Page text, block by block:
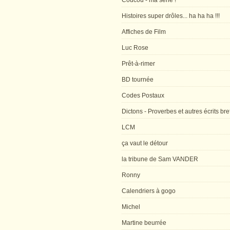
Histoires super drôles... ha ha ha !!!
Affiches de Film
Luc Rose
Prêt-à-rimer
BD tournée
Codes Postaux
Dictons - Proverbes et autres écrits
LCM
ça vaut le détour
la tribune de Sam VANDER
Ronny
Calendriers à gogo
Michel
Martine beurrée